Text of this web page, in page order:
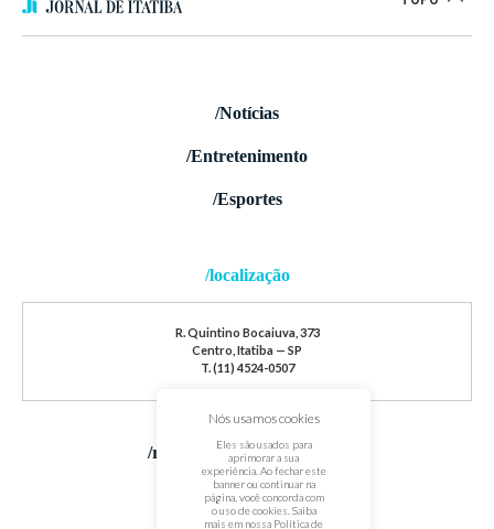
/Notícias
/Entretenimento
/Esportes
/localização
R. Quintino Bocaiuva, 373
Centro, Itatiba — SP
T. (11) 4524-0507
/redes sociais
Nós usamos cookies
Eles são usados para
aprimorar a sua
experiência. Ao fechar este
banner ou continuar na
página, você concorda com
o uso de cookies. Saiba
mais em nossa Política de